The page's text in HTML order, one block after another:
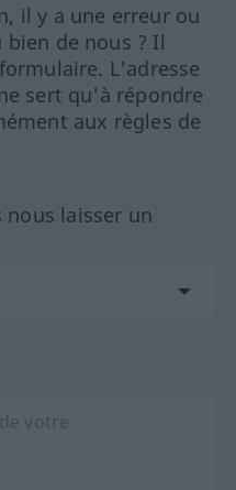
il y a une erreur ou
de nous ? Il
L'adresse
sert qu'à répondre
aux règles de
nous laisser un